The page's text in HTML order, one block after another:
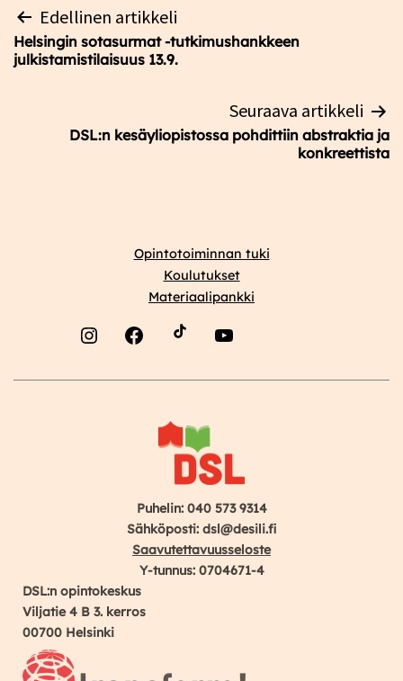
Artikkelien
selaus
Edellinen artikkeli
Helsingin sotasurmat -tutkimushankkeen
julkistamistilaisuus 13.9.
Seuraava artikkeli
DSL:n kesäyliopistossa pohdittiin abstraktia ja
konkreettista
Opintotoiminnan tuki
Koulutukset
Materiaalipankki
Puhelin: 040 573 9314
Sähköposti: dsl@desili.fi
Saavutettavuusseloste
Y-tunnus: 0704671-4
DSL:n opintokeskus
Viljatie 4 B 3. kerros
00700 Helsinki